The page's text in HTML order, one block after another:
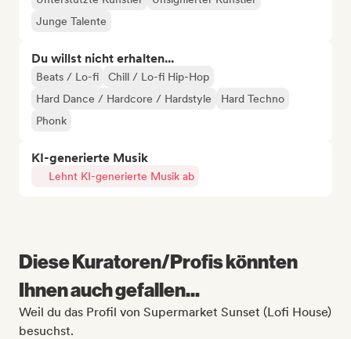
Junge Talente
Du willst nicht erhalten...
Beats / Lo-fi
Chill / Lo-fi Hip-Hop
Hard Dance / Hardcore / Hardstyle
Hard Techno
Phonk
KI-generierte Musik
Lehnt KI-generierte Musik ab
Diese Kuratoren/Profis könnten
Ihnen auch gefallen...
Weil du das Profil von Supermarket Sunset (Lofi House)
besuchst.